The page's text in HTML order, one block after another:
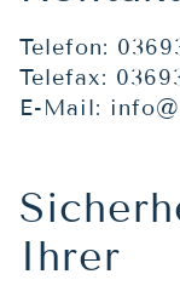
Telefon:
Telefax:
E-Mail:
Ihrer